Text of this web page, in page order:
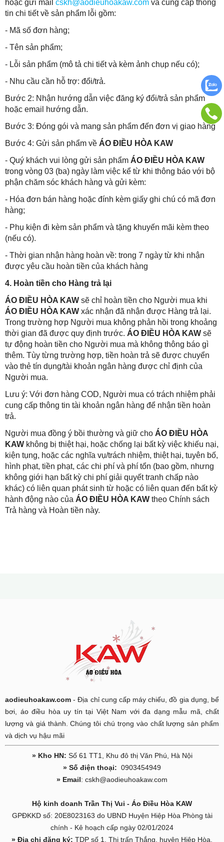
hoặc gửi mail cskh@aodieuhoakaw.com và cung cấp thông
tin chi tiết về sản phẩm lỗi gồm:
- Mã số đơn hàng;
- Tên sản phẩm;
- Lỗi sản phẩm (mô tả chi tiết và kèm ảnh chụp nếu có);
- Nhu cầu cần hỗ trợ: đổi/trả.
Bước 2: Nhận hướng dẫn việc đăng ký đổi/trả sản phẩm
hoặc email hướng dẫn.
Bước 3: Đóng gói và mang sản phẩm đến đơn vị giao hàng
Bước 4: Gửi sản phẩm về ÁO ĐIỀU HÒA KAW
- Quý khách vui lòng gửi sản phẩm ÁO ĐIỀU HÒA KAW
trong vòng 03 (ba) ngày làm việc kể từ khi thông báo với bộ
phận chăm sóc khách hàng và gửi kèm:
- Hóa đơn bán hàng hoặc đính kèm giấy ghi chú có mã đơn
hàng;
- Phụ kiện đi kèm sản phẩm và tặng khuyến mãi kèm theo
(nếu có).
- Thời gian nhận hàng hoàn về: trong 7 ngày từ khi nhận
được yêu cầu hoàn tiền của khách hàng
4. Hoàn tiền cho Hàng trả lại
ÁO ĐIỀU HÒA KAW sẽ chỉ hoàn tiền cho Người mua khi
ÁO ĐIỀU HÒA KAW xác nhận đã nhận được Hàng trả lại.
Trong trường hợp Người mua không phản hồi trong khoảng
thời gian đã được quy định trước. ÁO ĐIỀU HÒA KAW sẽ
tự động hoàn tiền cho Người mua mà không thông báo gì
thêm. Tùy từng trường hợp, tiền hoàn trả sẽ được chuyển
vào thẻ tín dụng/tài khoản ngân hàng được chỉ định của
Người mua.
Lưu ý: Với đơn hàng COD, Người mua có trách nhiệm phải
cung cấp thông tin tài khoản ngân hàng để nhận tiền hoàn
trả.
Người mua đồng ý bồi thường và giữ cho ÁO ĐIỀU HÒA
KAW không bị thiệt hại, hoặc chống lại bất kỳ việc khiếu nại,
kiện tụng, hoặc các nghĩa vụ/trách nhiệm, thiệt hại, tuyên bố,
hình phạt, tiền phạt, các chi phí và phí tổn (bao gồm, nhưng
không giới hạn bất kỳ chi phí giải quyết tranh chấp nào
khác) có liên quan phát sinh từ hoặc có liên quan đến bất kỳ
hành động nào của ÁO ĐIỀU HÒA KAW theo Chính sách
Trả hàng và Hoàn tiền này.
aodieuhoakaw.com - Địa chỉ cung cấp máy chiếu, đồ gia dụng, bể
bơi, áo điều hòa uy tín tại Việt Nam với đa dạng mẫu mã, chất
lượng và giá thành. Chúng tôi chú trọng vào chất lượng sản phẩm
và dịch vụ hậu mãi
» Kho HN: Số 61 TT1, Khu đô thị Văn Phú, Hà Nội
» Số điện thoại: 0903454949
» Email: cskh@aodieuhoakaw.com
Hộ kinh doanh Trần Thị Vui - Áo Điều Hòa KAW
GPĐKKD số: 20E8023163 do UBND Huyện Hiệp Hòa Phòng tài
chính - Kê hoạch cấp ngày 02/01/2024
» Địa chỉ đăng ký: TDP số 1, Thị trấn Thắng, huyện Hiệp Hòa,